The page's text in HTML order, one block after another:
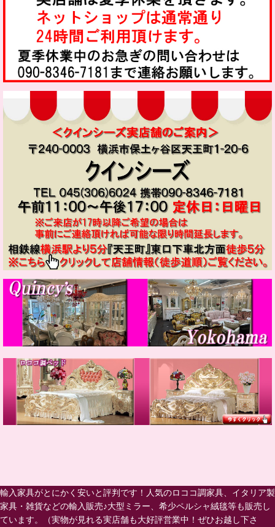
輸入家具がとにかく安いと評判です！人気のロココ調家具、イタリア製
家具・雑貨などの輸入販売♪大型ミラー、希少ペルシャ絨毯等も販売し
ています。（実物が見れる実店舗も大好評営業中！ぜひお越し下さ